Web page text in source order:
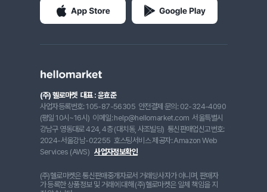
(주) 헬로마켓 대표 : 윤효준
사업자등록번호: 105-87-56305 안전결제 문의: 02-324-4090
(평일 10시~16시) 이메일: help@hellomarket.com 서울특별시
강남구 영동대로 424, 4층 (대치동, 사조빌딩) 통신판매업신고번호:
2024-서울강남-02255 호스팅서비스 제공자: Amazon Web
Services (AWS) 사업자정보확인
(주)헬로마켓은 통신판매중개자로서 거래당사자가 아니며, 판매자
가 등록한 상품정보 및 거래에 대해 (주)헬로마켓은 일체 책임을 지